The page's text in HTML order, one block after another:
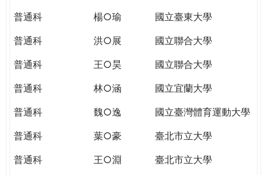
普通科
楊○瑜
國立臺東大學
普通科
洪○展
國立聯合大學
普通科
王○昊
國立聯合大學
普通科
林○涵
國立宜蘭大學
普通科
魏○逸
國立臺灣體育運動大學
普通科
葉○豪
臺北市立大學
普通科
王○淵
臺北市立大學